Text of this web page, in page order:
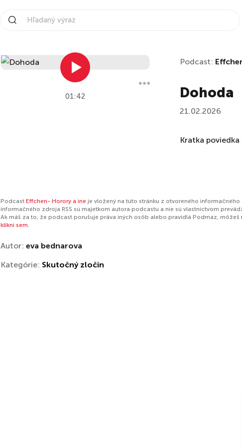
01:42
Podcast:
Dohoda
21.02.2026
Kratka
Podcast Effchen- Horory a ine je vložený na túto stránku z otvoreného
informačného zdroja RSS sú majetkom autora podcastu a nie sú vlastníctvom
Ak máš za to, že podcast porušuje práva iných osôb alebo pravidlá Podmaz, môžeš
klikni sem.
Autor: eva bednarova
Kategórie: Skutočný zločin